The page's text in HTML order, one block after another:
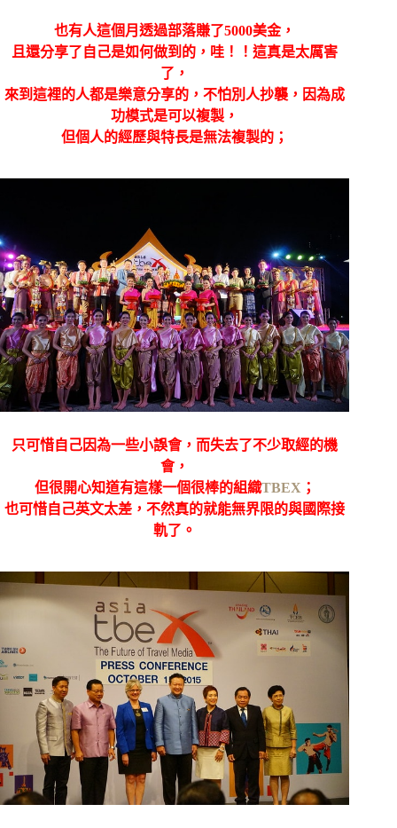
也有人這個月透過部落賺了5000美金，
且還分享了自己是如何做到的，哇！！這真是太厲害
了，
來到這裡的人都是樂意分享的，不怕別人抄襲，因為成
功模式是可以複製，
但個人的經歷與特長是無法複製的；
只可惜自己因為一些小誤會，而失去了不少取經的機
會，
但很開心知道有這樣一個很棒的組織TBEX ；
也可惜自己英文太差，不然真的就能無界限的與國際接
軌了。